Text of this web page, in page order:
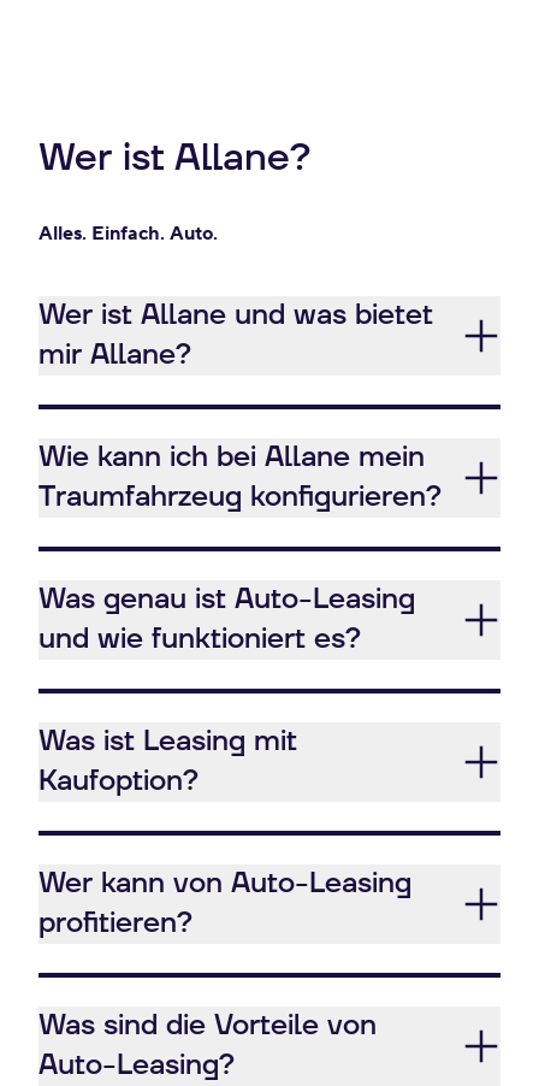
Wer ist Allane?
Alles. Einfach. Auto.
Wer ist Allane und was bietet
mir Allane?
Wie kann ich bei Allane mein
Traumfahrzeug konfigurieren?
Was genau ist Auto-Leasing
und wie funktioniert es?
Was ist Leasing mit
Kaufoption?
Wer kann von Auto-Leasing
profitieren?
Was sind die Vorteile von
Auto-Leasing?